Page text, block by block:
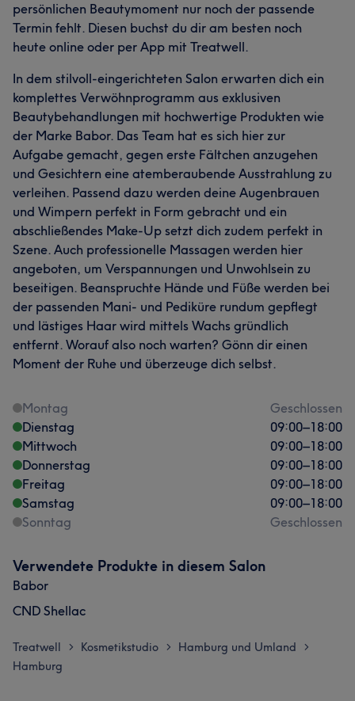
persönlichen Beautymoment nur noch der passende
Termin fehlt. Diesen buchst du dir am besten noch
heute online oder per App mit Treatwell.
In dem stilvoll-eingerichteten Salon erwarten dich ein
komplettes Verwöhnprogramm aus exklusiven
Beautybehandlungen mit hochwertige Produkten wie
der Marke Babor. Das Team hat es sich hier zur
Aufgabe gemacht, gegen erste Fältchen anzugehen
und Gesichtern eine atemberaubende Ausstrahlung zu
verleihen. Passend dazu werden deine Augenbrauen
und Wimpern perfekt in Form gebracht und ein
abschließendes Make-Up setzt dich zudem perfekt in
Szene. Auch professionelle Massagen werden hier
angeboten, um Verspannungen und Unwohlsein zu
beseitigen. Beanspruchte Hände und Füße werden bei
der passenden Mani- und Pediküre rundum gepflegt
und lästiges Haar wird mittels Wachs gründlich
entfernt. Worauf also noch warten? Gönn dir einen
Moment der Ruhe und überzeuge dich selbst.
Montag
Geschlossen
Dienstag
09:00–18:00
Mittwoch
09:00–18:00
Donnerstag
09:00–18:00
Freitag
09:00–18:00
Samstag
09:00–18:00
Sonntag
Geschlossen
Verwendete Produkte in diesem Salon
Babor
CND Shellac
Treatwell > Kosmetikstudio > Hamburg und Umland >
Hamburg